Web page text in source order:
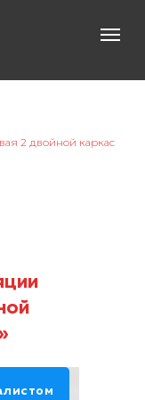
2 двойной каркас